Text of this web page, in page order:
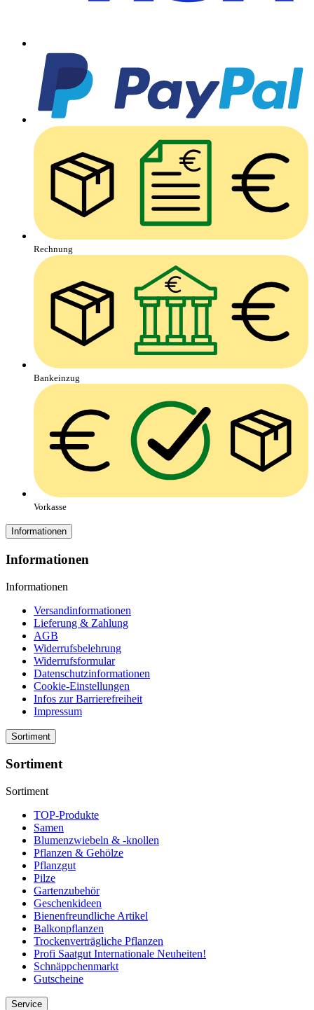
Rechnung
Bankeinzug
Vorkasse
Informationen
Informationen
Informationen
Versandinformationen
Lieferung & Zahlung
AGB
Widerrufsbelehrung
Widerrufsformular
Datenschutzinformationen
Cookie-Einstellungen
Infos zur Barrierefreiheit
Impressum
Sortiment
Sortiment
Sortiment
TOP-Produkte
Samen
Blumenzwiebeln & -knollen
Pflanzen & Gehölze
Pflanzgut
Pilze
Gartenzubehör
Geschenkideen
Bienenfreundliche Artikel
Balkonpflanzen
Trockenverträgliche Pflanzen
Profi Saatgut Internationale Neuheiten!
Schnäppchenmarkt
Gutscheine
Service